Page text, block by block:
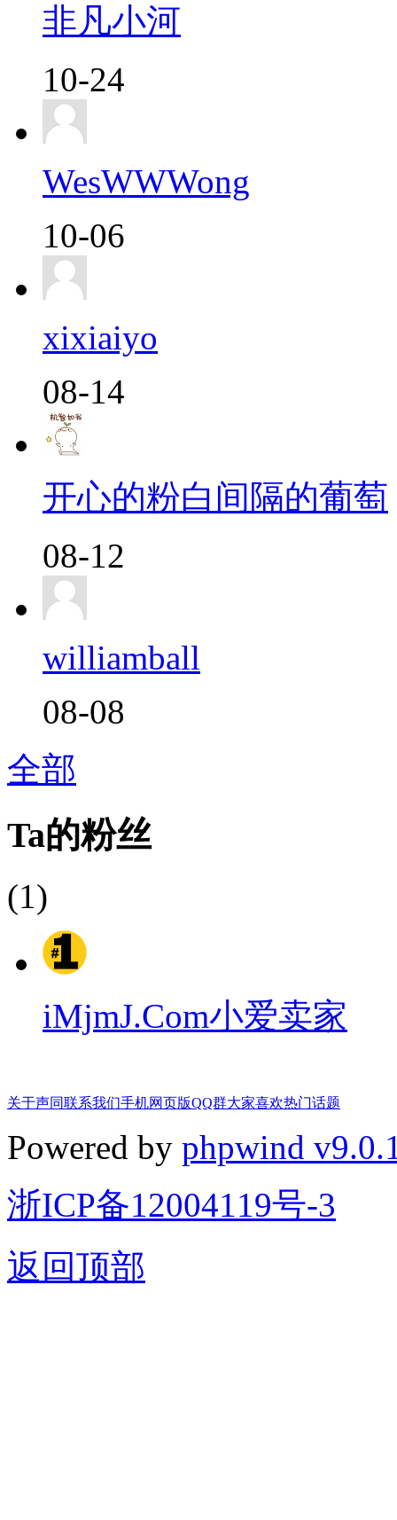
非凡小河
10-24
WesWWWong
10-06
xixiaiyo
08-14
开心的粉白间隔的葡萄
08-12
williamball
08-08
全部
Ta的粉丝
(1)
iMjmJ.Com小爱卖家
关于声同联系我们手机网页版QQ群大家喜欢热门话题
Powered by phpwind
浙ICP备12004119号-3
返回顶部